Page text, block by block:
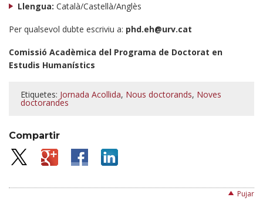
Llengua: Català/Castellà/Anglès
Per qualsevol dubte escriviu a: phd.eh@urv.cat
Comissió Acadèmica del Programa de Doctorat en
Estudis Humanístics
Etiquetes: Jornada Acollida, Nous doctorands, Noves
doctorandes
Compartir
Pujar